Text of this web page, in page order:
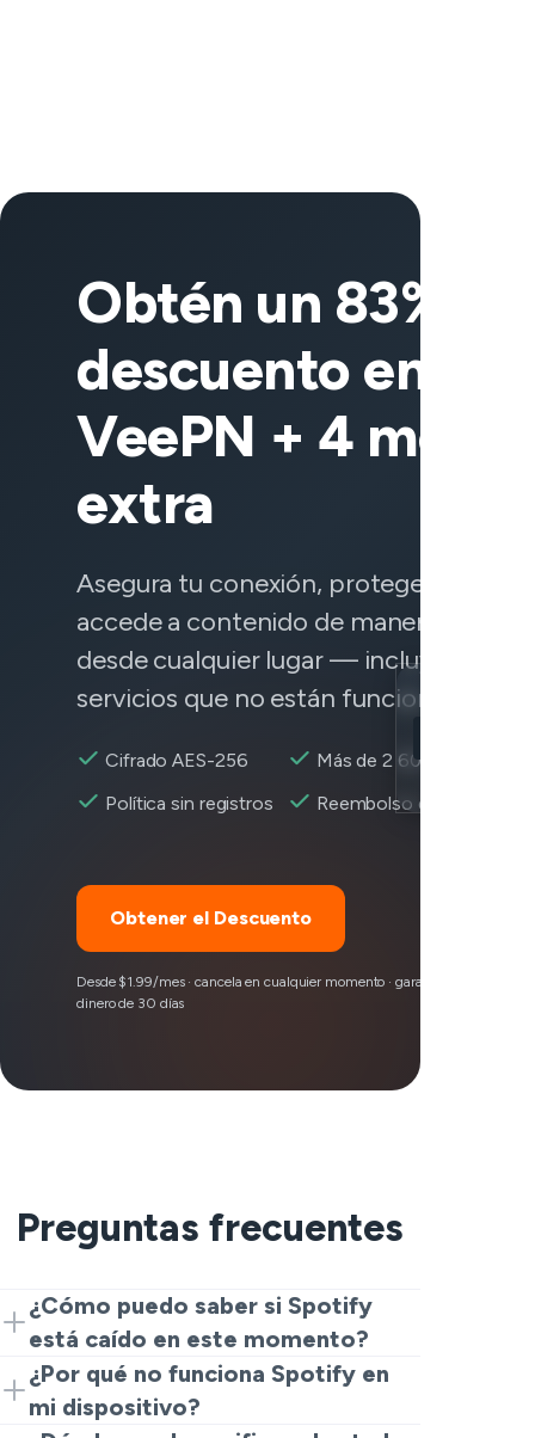
Obtén un 83% de
descuento en
VeePN + 4 meses
extra
Asegura tu conexión, protege tus
accede a contenido de manera
desde cualquier lugar — incluyendo
servicios que no están funcionando.
Cifrado AES-256
Más de 2 600+
Política sin registros
Reembolso de 30 días
Obtener el Descuento
Desde $1.99/mes · cancela en cualquier momento · garantía de
dinero de 30 días
Preguntas frecuentes
¿Cómo puedo saber si Spotify
está caído en este momento?
Comienza con un rastreador en vivo
como esta página y los informes
recientes. Si muchos usuarios están
¿Por qué no funciona Spotify en
mi dispositivo?